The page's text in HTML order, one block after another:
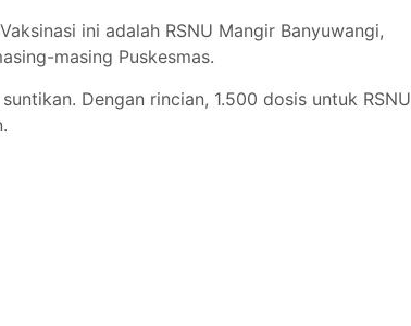
ini adalah RSNU Mangir Banyuwangi,
masing Puskesmas.
Dengan rincian, 1.500 dosis untuk RSNU